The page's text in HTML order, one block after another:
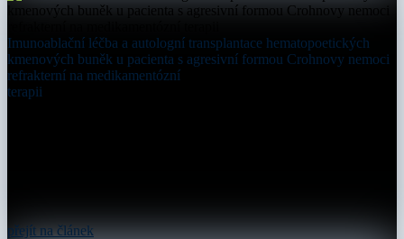
Imunoablační léčba a autologní transplantace hematopoetických
kmenových buněk u pacienta s agresivní formou Crohnovy nemoci
refrakterní na medikamentózní
terapii
přejít na článek